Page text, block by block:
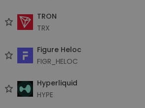
TRON
TRX
Figure Heloc
FIGR_HELOC
Hyperliquid
HYPE